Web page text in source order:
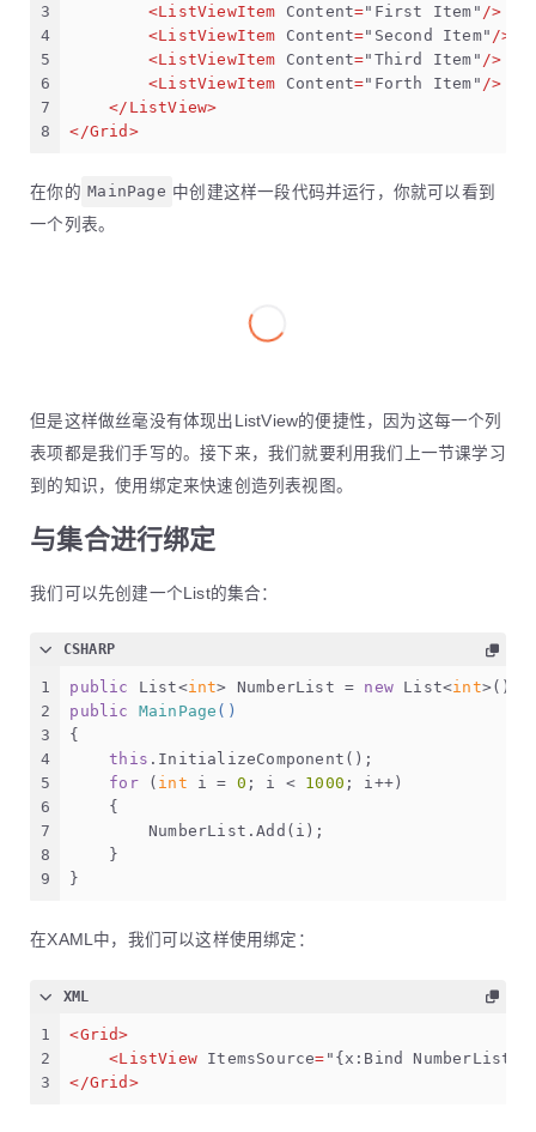
3
4
5
6
7
8
<ListViewItem Content="First Item" />
<ListViewItem Content="Second Item" />
<ListViewItem Content="Third Item" />
<ListViewItem Content="Forth Item" />
</ ListView>
</Grid >
在你的 MainPage 中创建这样一段代码并运行，你就可以看到
一个列表。
但是这样做丝毫没有体现出ListView的便捷性，因为这每一个列
表项都是我们手写的。接下来，我们就要利用我们上一节课学习
到的知识，使用绑定来快速创造列表视图。
与集合进行绑定
我们可以先创建一个List的集合：
CSHARP
1
2
3
4
5
6
7
8
9
public List<int> NumberList = new List<int>();
public
MainPage ()
{
this .InitializeComponent();
for ( int i = 0 ; i < 1000 ; i++)
    {
        NumberList.Add(i);
    }
}
在XAML中，我们可以这样使用绑定：
XML
1
2
3
<Grid>
<ListView ItemsSource= "{x:Bind NumberList}"
</Grid >